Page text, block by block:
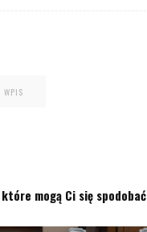
WPIS
mogą Ci się spodobać